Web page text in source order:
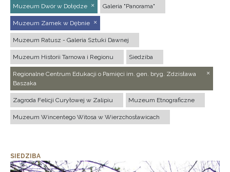
Muzeum Dwór w Dołędze Galeria "Panorama"
Muzeum Zamek w Dębnie
Muzeum Ratusz - Galeria Sztuki Dawnej
Muzeum Historii Tarnowa i Regionu Siedziba
Regionalne Centrum Edukacji o Pamięci im. gen. bryg. Zdzisława
Baszaka
Zagroda Felicji Curyłowej w Zalipiu Muzeum Etnograficzne
Muzeum Wincentego Witosa w Wierzchosławicach
SIEDZIBA